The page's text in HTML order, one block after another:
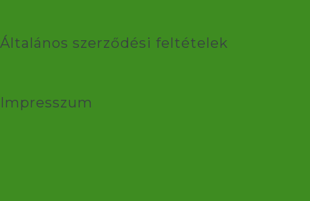
Általános szerződési feltételek
Impresszum